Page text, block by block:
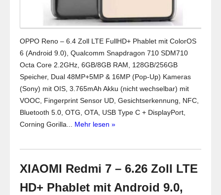
OPPO Reno – 6.4 Zoll LTE FullHD+ Phablet mit ColorOS
6 (Android 9.0), Qualcomm Snapdragon 710 SDM710
Octa Core 2.2GHz, 6GB/8GB RAM, 128GB/256GB
Speicher, Dual 48MP+5MP & 16MP (Pop-Up) Kameras
(Sony) mit OIS, 3.765mAh Akku (nicht wechselbar) mit
VOOC, Fingerprint Sensor UD, Gesichtserkennung, NFC,
Bluetooth 5.0, OTG, OTA, USB Type C + DisplayPort,
Corning Gorilla... Mehr lesen »
XIAOMI Redmi 7 – 6.26 Zoll LTE
HD+ Phablet mit Android 9.0,